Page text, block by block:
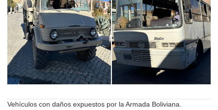
Vehículos con daños expuestos por la Armada Boliviana.